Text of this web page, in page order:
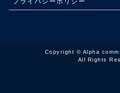
Copyright © Alpha
All Rights